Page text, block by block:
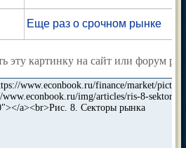
Еще раз о срочном рынке
эту картинку на сайт или форум